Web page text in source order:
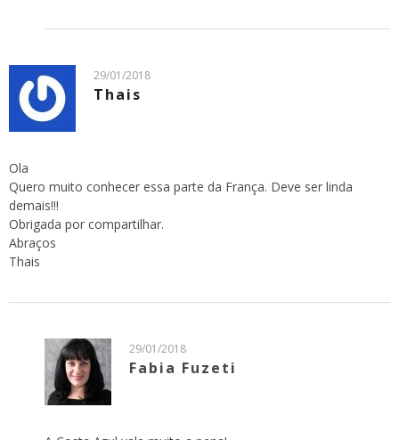
29/01/2018
Thais
Ola
Quero muito conhecer essa parte da França. Deve ser linda
demais!!!
Obrigada por compartilhar.
Abraços
Thais
29/01/2018
Fabia Fuzeti